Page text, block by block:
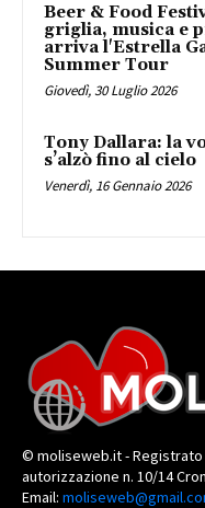
Beer & Food
griglia, musica e
arriva l'Estrella
Summer Tour
Giovedì, 30 Luglio 2026
Tony Dallara: la
s’alzò fino al cielo
Venerdì, 16 Gennaio 2026
© moliseweb.it - Registrato
autorizzazione n. 10/14
Email: